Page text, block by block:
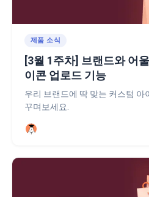
제품 소식
[3월 1주차] 브랜드와 어
이콘 업로드 기능
우리 브랜드에 딱 맞는 커스텀 아
꾸며보세요.